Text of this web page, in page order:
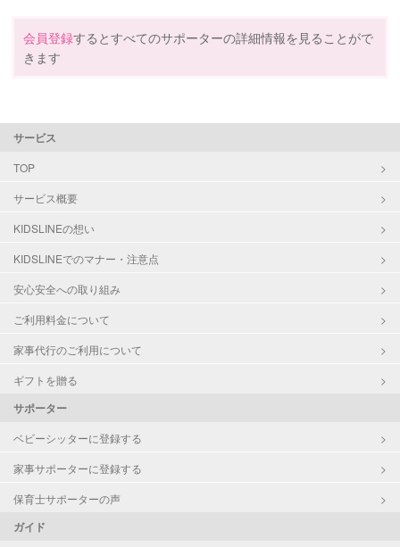
会員登録するとすべてのサポーターの詳細情報を見ることがで
きます
サービス
TOP
サービス概要
KIDSLINEの想い
KIDSLINEでのマナー・注意点
安心安全への取り組み
ご利用料金について
家事代行のご利用について
ギフトを贈る
サポーター
ベビーシッターに登録する
家事サポーターに登録する
保育士サポーターの声
ガイド